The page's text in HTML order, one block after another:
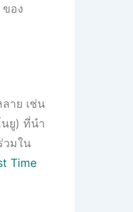
อง
าย เช่น
ยู) ที่นำ
วมใน
Time